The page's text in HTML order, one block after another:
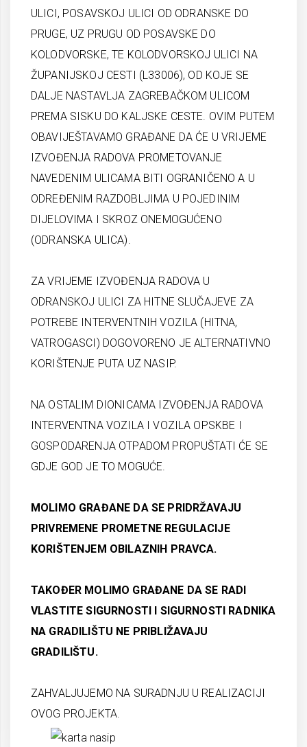
ULICI, POSAVSKOJ ULICI OD ODRANSKE DO
PRUGE, UZ PRUGU OD POSAVSKE DO
KOLODVORSKE, TE KOLODVORSKOJ ULICI NA
ŽUPANIJSKOJ CESTI (L33006), OD KOJE SE
DALJE NASTAVLJA ZAGREBAČKOM ULICOM
PREMA SISKU DO KALJSKE CESTE. OVIM PUTEM
OBAVIJEŠTAVAMO GRAĐANE DA ĆE U VRIJEME
IZVOĐENJA RADOVA PROMETOVANJE
NAVEDENIM ULICAMA BITI OGRANIČENO A U
ODREĐENIM RAZDOBLJIMA U POJEDINIM
DIJELOVIMA I SKROZ ONEMOGUĆENO
(ODRANSKA ULICA).
ZA VRIJEME IZVOĐENJA RADOVA U
ODRANSKOJ ULICI ZA HITNE SLUČAJEVE ZA
POTREBE INTERVENTNIH VOZILA (HITNA,
VATROGASCI) DOGOVORENO JE ALTERNATIVNO
KORIŠTENJE PUTA UZ NASIP.
NA OSTALIM DIONICAMA IZVOĐENJA RADOVA
INTERVENTNA VOZILA I VOZILA OPSKBE I
GOSPODARENJA OTPADOM PROPUŠTATI ĆE SE
GDJE GOD JE TO MOGUĆE.
MOLIMO GRAĐANE DA SE PRIDRŽAVAJU
PRIVREMENE PROMETNE REGULACIJE
KORIŠTENJEM OBILAZNIH PRAVCA.
TAKOĐER MOLIMO GRAĐANE DA SE RADI
VLASTITE SIGURNOSTI I SIGURNOSTI RADNIKA
NA GRADILIŠTU NE PRIBLIŽAVAJU
GRADILIŠTU.
ZAHVALJUJEMO NA SURADNJU U REALIZACIJI
OVOG PROJEKTA.